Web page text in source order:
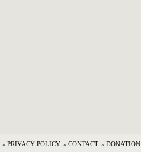
» PRIVACY POLICY » CONTACT » DONATION